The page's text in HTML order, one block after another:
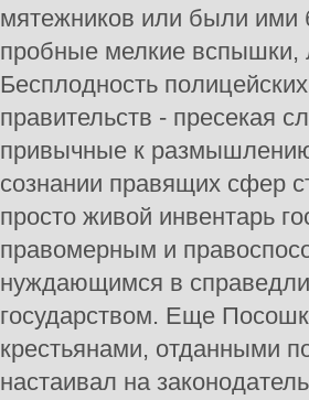
мятежников или были ими
пробные мелкие вспышки,
Бесплодность
правительств - пресекая
привычные к размышлению
сознании правящих сфер
просто живой инвентарь
правомерным и
нуждающимся в
государством. Еще
крестьянами, отданными
настаивал на